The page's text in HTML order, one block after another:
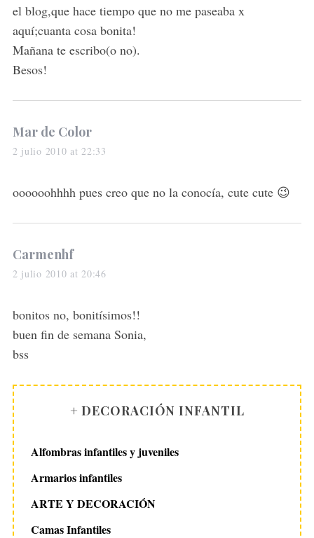
el blog,que hace tiempo que no me paseaba x
aquí;cuanta cosa bonita!
Mañana te escribo(o no).
Besos!
s
a
s
Mar de Color
2 julio 2010 at 22:33
oooooohhhh pues creo que no la conocía, cute cute 😉
s
a
s
:
Carmenhf
2 julio 2010 at 20:46
bonitos no, bonitísimos!!
buen fin de semana Sonia,
bss
+ DECORACIÓN INFANTIL
Alfombras infantiles y juveniles
Armarios infantiles
ARTE Y DECORACIÓN
Camas Infantiles